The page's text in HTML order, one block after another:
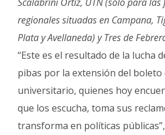
regionales situadas en Campana,
Plata y Avellaneda) y Tres de
“Este es el resultado de la lucha
pibas por la extensión del
universitario, quienes hoy
que los escucha, toma sus
transforma en políticas